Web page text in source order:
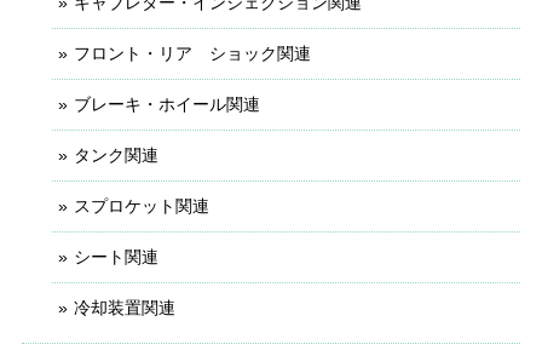
フロント・リア ショック関連
ブレーキ・ホイール関連
タンク関連
スプロケット関連
シート関連
冷却装置関連